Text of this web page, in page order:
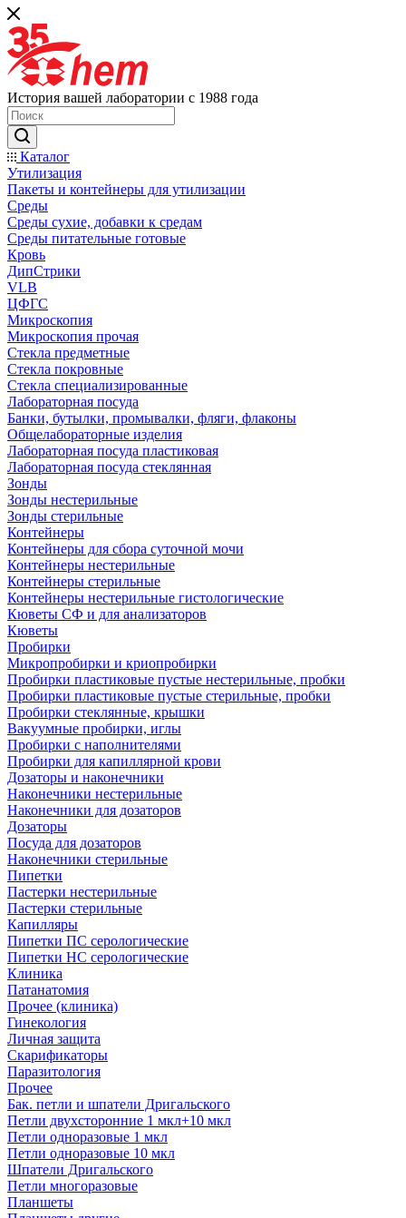
История вашей лаборатории с 1988 года
Каталог
Утилизация
Пакеты и контейнеры для утилизации
Среды
Среды сухие, добавки к средам
Среды питательные готовые
Кровь
ДипСтрики
VLB
ЦФГС
Микроскопия
Микроскопия прочая
Стекла предметные
Стекла покровные
Стекла специализированные
Лабораторная посуда
Банки, бутылки, промывалки, фляги, флаконы
Общелабораторные изделия
Лабораторная посуда пластиковая
Лабораторная посуда стеклянная
Зонды
Зонды нестерильные
Зонды стерильные
Контейнеры
Контейнеры для сбора суточной мочи
Контейнеры нестерильные
Контейнеры стерильные
Контейнеры нестерильные гистологические
Кюветы СФ и для анализаторов
Кюветы
Пробирки
Микропробирки и криопробирки
Пробирки пластиковые пустые нестерильные, пробки
Пробирки пластиковые пустые стерильные, пробки
Пробирки стеклянные, крышки
Вакуумные пробирки, иглы
Пробирки с наполнителями
Пробирки для капиллярной крови
Дозаторы и наконечники
Наконечники нестерильные
Наконечники для дозаторов
Дозаторы
Посуда для дозаторов
Наконечники стерильные
Пипетки
Пастерки нестерильные
Пастерки стерильные
Капилляры
Пипетки ПС серологические
Пипетки НС серологические
Клиника
Патанатомия
Прочее (клиника)
Гинекология
Личная защита
Скарификаторы
Паразитология
Прочее
Бак. петли и шпатели Дригальского
Петли двухсторонние 1 мкл+10 мкл
Петли одноразовые 1 мкл
Петли одноразовые 10 мкл
Шпатели Дригальского
Петли многоразовые
Планшеты